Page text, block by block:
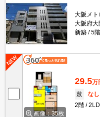
大阪メト
大阪府大
新築
5
画像：35枚
29.5万
敷
なし
2階